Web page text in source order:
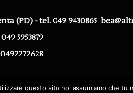
(PD) - tel. 049 9430865
5953879
questo sito noi assumiamo che tu